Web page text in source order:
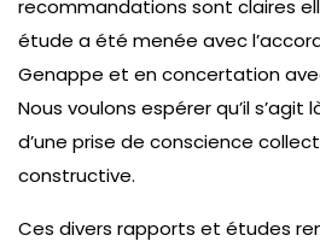
recommandations sont claires
étude a été menée avec
Genappe et en concertation
Nous voulons espérer qu’il s’agit
d’une prise de conscience
constructive.
Ces divers rapports et études